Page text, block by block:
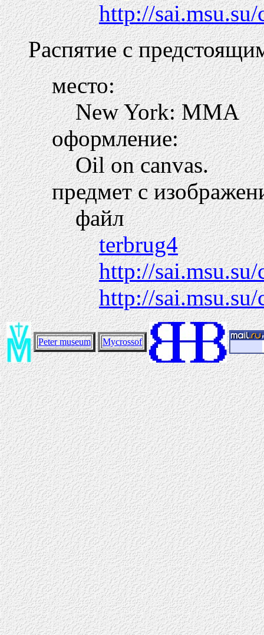
http://
Распятие с
место:
New York: MMA
оформление:
Oil on canvas.
предмет с
файл
terbrug4
http://
http://
Peter museum Mycrossof